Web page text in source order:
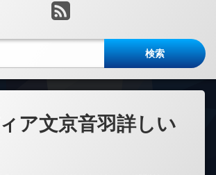
RSS
検索:
ア文京音羽詳しい